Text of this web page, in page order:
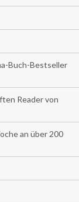
Buch-Bestseller
Reader von
an über 200